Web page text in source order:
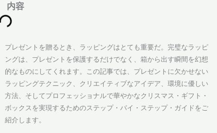
容
プレゼントを贈るとき、ラッピングはとても重要だ。完璧なラッピ
ングは、プレゼントを保護するだけでなく、箱から出す瞬間を幻想
的なものにしてくれます。この記事では、プレゼントに欠かせない
ラッピングテクニック、クリエイティブなアイデア、環境に優しい
方法、そしてプロフェッショナルで華やかなクリスマス・ギフト・
ボックスを実現するためのステップ・バイ・ステップ・ガイドをご
紹介します。